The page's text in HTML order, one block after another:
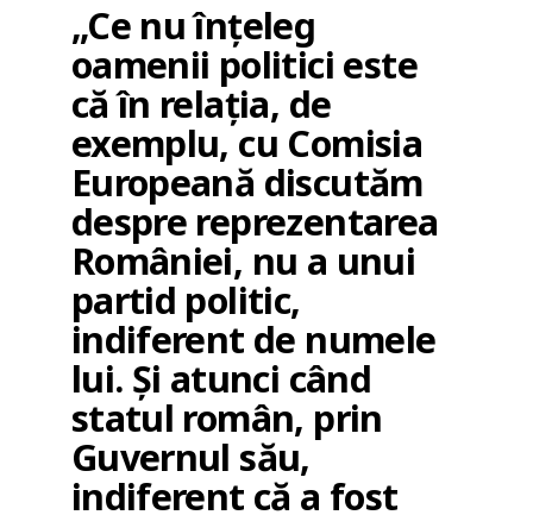
„Ce nu înțeleg
oamenii politici este
că în relația, de
exemplu, cu Comisia
Europeană discutăm
despre reprezentarea
României, nu a unui
partid politic,
indiferent de numele
lui. Și atunci când
statul român, prin
Guvernul său,
indiferent că a fost